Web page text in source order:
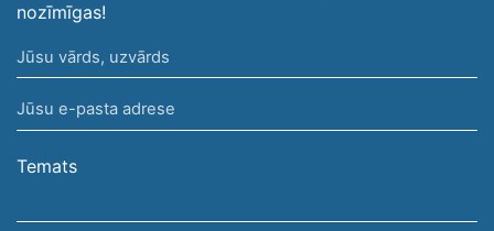
nozīmīgas!
Jūsu
vārds,
uzvārds
Jūsu
e-
pasta
Temats